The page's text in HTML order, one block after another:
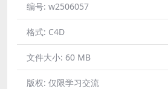
编号: w2506057
格式: C4D
文件大小: 60 MB
版权: 仅限学习交流